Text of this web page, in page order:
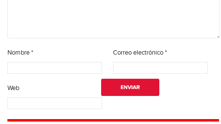
Nombre* Correo electrónico*
Web